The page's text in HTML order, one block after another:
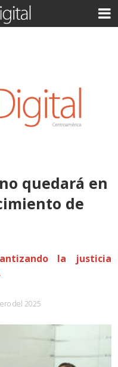
quedará en
de
la justicia
del 2025